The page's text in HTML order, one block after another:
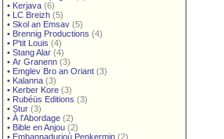
• Kerjava (6)
• LC Breizh (5)
• Skol an Emsav (5)
• Brennig Productions (4)
• P'tit Louis (4)
• Stang Alar (4)
• Ar Granenn (3)
• Emglev Bro an Oriant (3)
• Kalanna (3)
• Kerber Kore (3)
• Rubéüs Editions (3)
• Stur (3)
• À l'Abordage (2)
• Bible en Anjou (2)
• Embannadurioù Penkermin (2)